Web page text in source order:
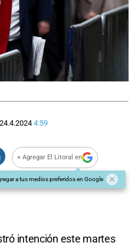
4:59
+ Agregar El Litoral en
a tus medios preferidos en Google
intención este martes